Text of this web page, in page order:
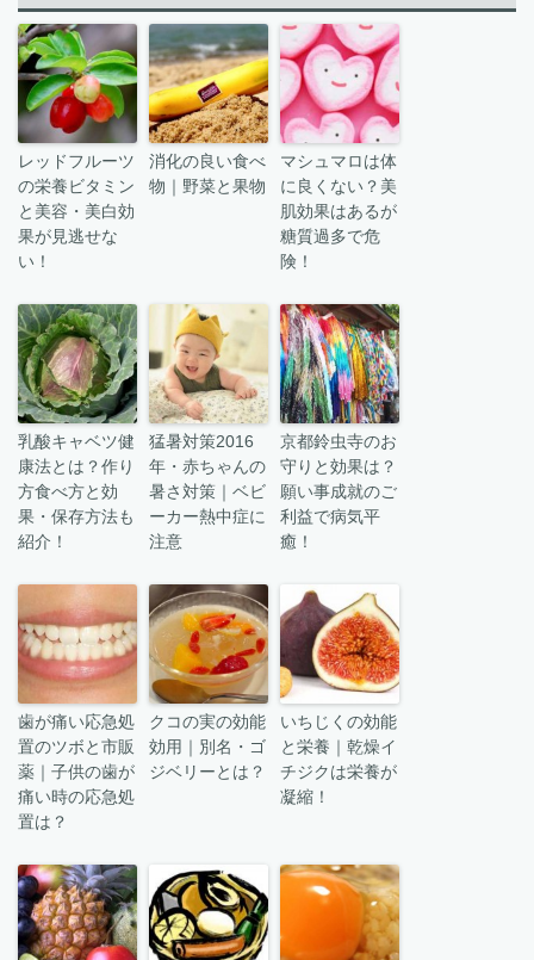
レッドフルーツ
の栄養ビタミン
と美容・美白効
果が見逃せな
い！
消化の良い食べ
物｜野菜と果物
マシュマロは体
に良くない？美
肌効果はあるが
糖質過多で危
険！
乳酸キャベツ健
康法とは？作り
方食べ方と効
果・保存方法も
紹介！
猛暑対策2016
年・赤ちゃんの
暑さ対策｜ベビ
ーカー熱中症に
注意
京都鈴虫寺のお
守りと効果は？
願い事成就のご
利益で病気平
癒！
歯が痛い応急処
置のツボと市販
薬｜子供の歯が
痛い時の応急処
置は？
クコの実の効能
効用｜別名・ゴ
ジベリーとは？
いちじくの効能
と栄養｜乾燥イ
チジクは栄養が
凝縮！